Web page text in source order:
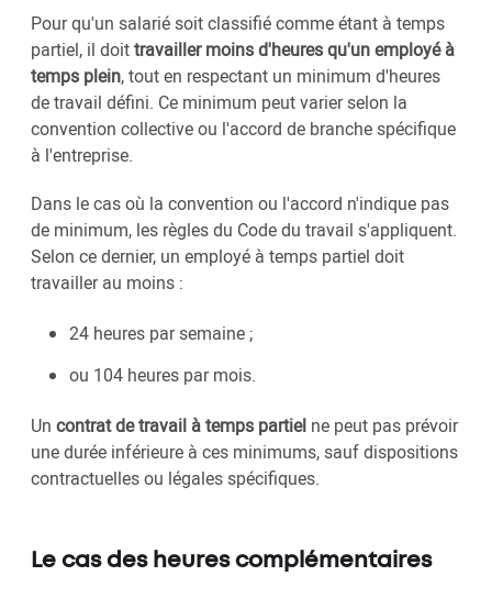
Pour qu'un salarié soit classifié comme étant à temps
partiel, il doittravailler moins d'heures qu'un employé à
temps plein, tout en respectant un minimum d'heures
de travail défini. Ce minimum peut varier selon la
convention collective ou l'accord de branche spécifique
à l'entreprise.
Dans le cas où la convention ou l'accord n'indique pas
de minimum, les règles du Code du travail s'appliquent.
Selon ce dernier, un employé à temps partiel doit
travailler au moins :
24 heures par semaine ;
ou 104 heures par mois.
Un contrat de travail à temps partiel ne peut pas prévoir
une durée inférieure à ces minimums, sauf dispositions
contractuelles ou légales spécifiques.
Le cas des heures complémentaires